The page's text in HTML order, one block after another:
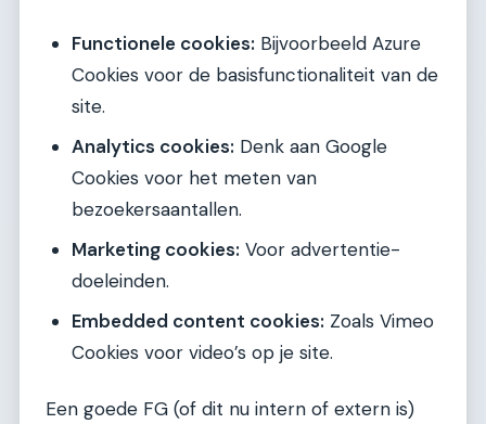
Functionele cookies: Bijvoorbeeld Azure
Cookies voor de basisfunctionaliteit van de
site.
Analytics cookies: Denk aan Google
Cookies voor het meten van
bezoekersaantallen.
Marketing cookies: Voor advertentie-
doeleinden.
Embedded content cookies: Zoals Vimeo
Cookies voor video’s op je site.
Een goede FG (of dit nu intern of extern is)